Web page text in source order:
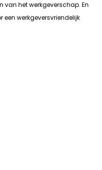
van het werkgeverschap. En
werkgeversvriendelijk